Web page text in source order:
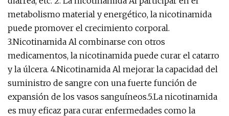
metabolismo material y energético, la nicotinamida
puede promover el crecimiento corporal.
3.Nicotinamida Al combinarse con otros
medicamentos, la nicotinamida puede curar el catarro
y la úlcera. 4.Nicotinamida Al mejorar la capacidad del
suministro de sangre con una fuerte función de
expansión de los vasos sanguíneos.5.La nicotinamida
es muy eficaz para curar enfermedades como la